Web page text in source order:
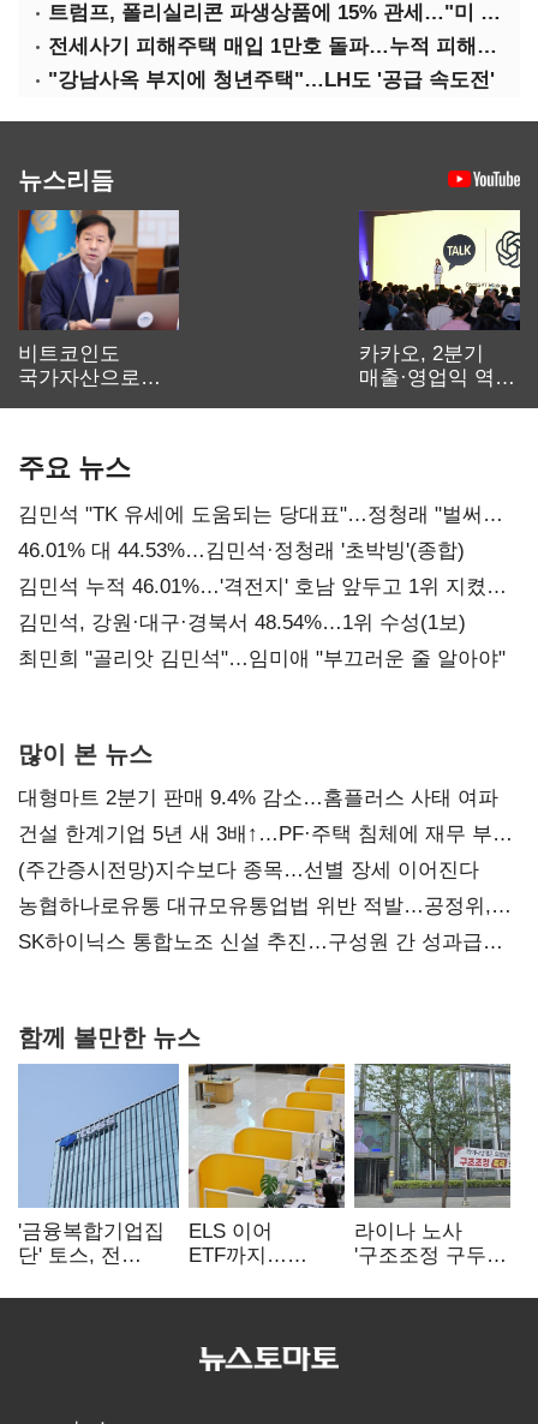
트럼프, 폴리실리콘 파생상품에 15% 관세…"미 산업 재건"
전세사기 피해주택 매입 1만호 돌파…누적 피해자 4만278명
"강남사옥 부지에 청년주택"…LH도 '공급 속도전'
뉴스리듬
비트코인도
국가자산으로…'
카카오, 2분기
매출·영업익 역대
주요 뉴스
김민석 "TK 유세에 도움되는 당대표"…정청래 "벌써
대표된 양 당직 배분"
46.01% 대 44.53%…김민석·정청래 '초박빙'(종합)
김민석 누적 46.01%…'격전지' 호남 앞두고 1위 지켰다
(2보)
김민석, 강원·대구·경북서 48.54%…1위 수성(1보)
최민희 "골리앗 김민석"…임미애 "부끄러운 줄 알아야"
많이 본 뉴스
대형마트 2분기 판매 9.4% 감소…홈플러스 사태 여파
건설 한계기업 5년 새 3배↑…PF·주택 침체에 재무 부담
확대
(주간증시전망)지수보다 종목…선별 장세 이어진다
농협하나로유통 대규모유통업법 위반 적발…공정위,
과징금 4억6200만원 부과
SK하이닉스 통합노조 신설 추진…구성원 간 성과급
함께 볼만한 뉴스
'금융복합기업집
단' 토스, 전
표준화
ELS 이어
ETF까지…
제동 걸린 은행
라이나 노사
'구조조정 구두